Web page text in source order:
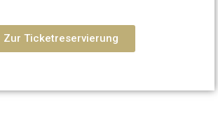
Zur Ticketreservierung